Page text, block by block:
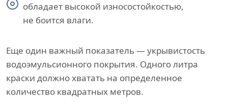
обладает высокой износостойкостью,
не боится влаги.
Еще один важный показатель — укрывистость
водоэмульсионного покрытия. Одного литра
краски должно хватать на определенное
количество квадратных метров.